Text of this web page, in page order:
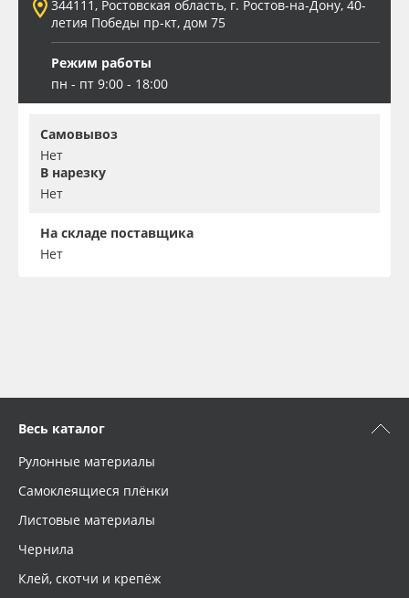
344111, Ростовская область, г. Ростов-на-Дону, 40-
летия Победы пр-кт, дом 75
Режим работы
пн - пт 9:00 - 18:00
Самовывоз
Нет
В нарезку
Нет
На складе поставщика
Нет
Весь каталог
Рулонные материалы
Самоклеящиеся плёнки
Листовые материалы
Чернила
Клей, скотчи и крепёж